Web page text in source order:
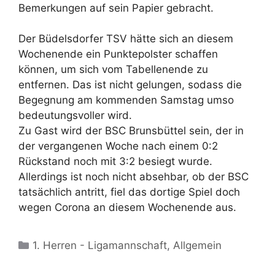
Bemerkungen auf sein Papier gebracht.
Der Büdelsdorfer TSV hätte sich an diesem
Wochenende ein Punktepolster schaffen
können, um sich vom Tabellenende zu
entfernen. Das ist nicht gelungen, sodass die
Begegnung am kommenden Samstag umso
bedeutungsvoller wird.
Zu Gast wird der BSC Brunsbüttel sein, der in
der vergangenen Woche nach einem 0:2
Rückstand noch mit 3:2 besiegt wurde.
Allerdings ist noch nicht absehbar, ob der BSC
tatsächlich antritt, fiel das dortige Spiel doch
wegen Corona an diesem Wochenende aus.
Kategorien
1. Herren - Ligamannschaft,Allgemein